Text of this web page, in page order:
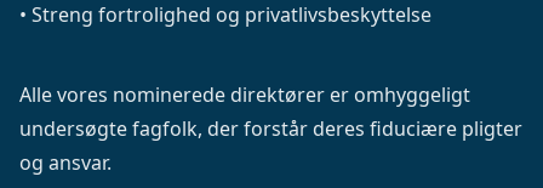
• Streng fortrolighed og privatlivsbeskyttelse
Alle vores nominerede direktører er omhyggeligt
undersøgte fagfolk, der forstår deres fiduciære pligter
og ansvar.